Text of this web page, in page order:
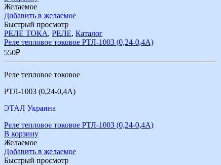
Желаемое
Добавить в желаемое
Быстрый просмотр
РЕЛЕ ТОКА, РЕЛЕ, Каталог
Реле тепловое токовое РТЛ-1003 (0,24-0,4А)
550₽
Реле тепловое токовое
РТЛ-1003 (0,24-0,4А)
ЭТАЛ Украина
Реле тепловое токовое РТЛ-1003 (0,24-0,4А)
В корзину
Желаемое
Добавить в желаемое
Быстрый просмотр